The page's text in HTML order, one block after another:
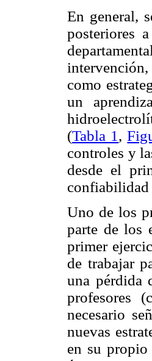
En general,
posteriores
como
un
(Tabla 1 ,
controles y
desde el
confiabilidad
Uno de los
parte de los
primer
de trabajar
una pérdida
profesores
necesario
nuevas
en su propio